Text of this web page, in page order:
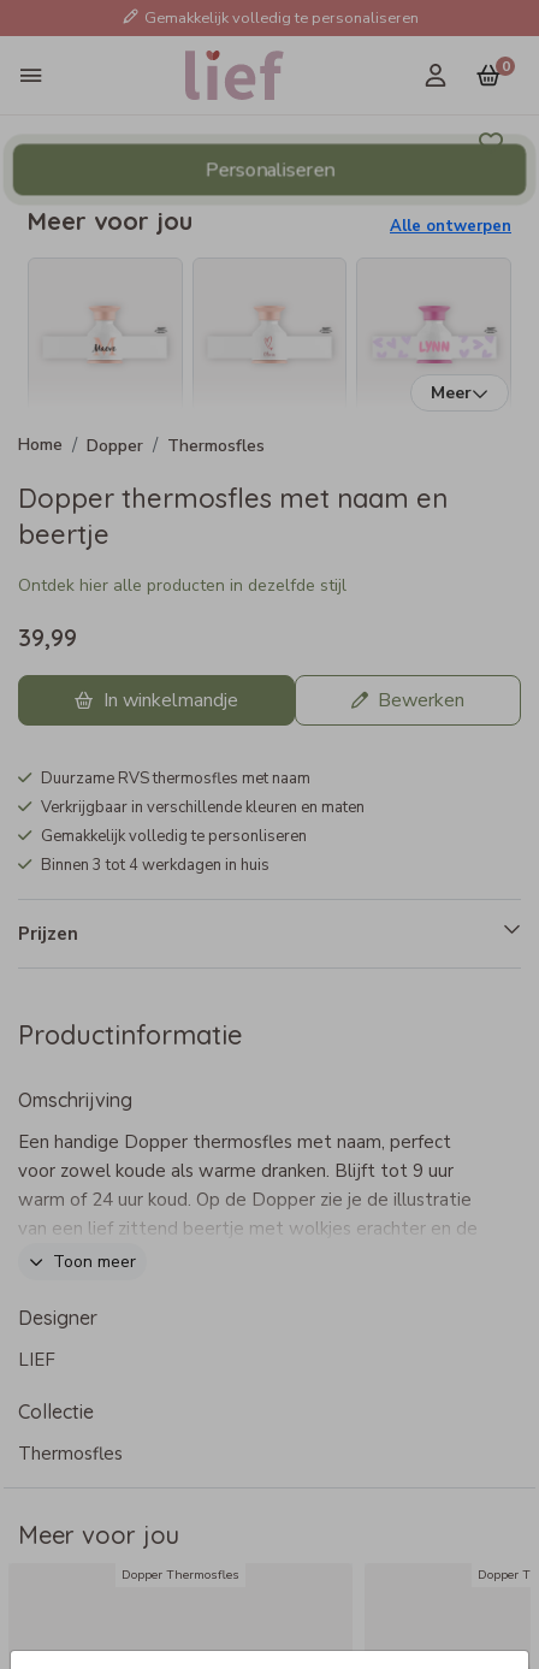
Gemakkelijk volledig te personaliseren
0
Personaliseren
Meer voor jou Alle ontwerpen
Meer
Dopper Thermosfles
Dopper thermosfles met naam en
beertje
Ontdek hier alle producten in dezelfde stijl
39,99
In winkelmandje Bewerken
Duurzame RVS thermosfles met naam
Verkrijgbaar in verschillende kleuren en maten
Gemakkelijk volledig te personliseren
Binnen 3 tot 4 werkdagen in huis
Prijzen
Productinformatie
Omschrijving
Een handige Dopper thermosfles met naam, perfect
voor zowel koude als warme dranken. Blijft tot 9 uur
warm of 24 uur koud. Op de Dopper zie je de illustratie
van een lief zittend beertje met wolkjes erachter en de
naam van je kind. Pas het ontwerp naar wens aan in onze
Let op. Het is op dit moment niet mogelijk om de kleur
zichtbaar op de fles.
Dit product maakt onderdeel uit van
- Merk: Dopper
- Vaatwasbestendig (max. 65 graden)
- Keurmerken: BPA/weekmaker en gifvrij
Toon meer
Designer
LIEF
Collectie
Thermosfles
Meer voor jou
Dopper Thermosfles Dopper